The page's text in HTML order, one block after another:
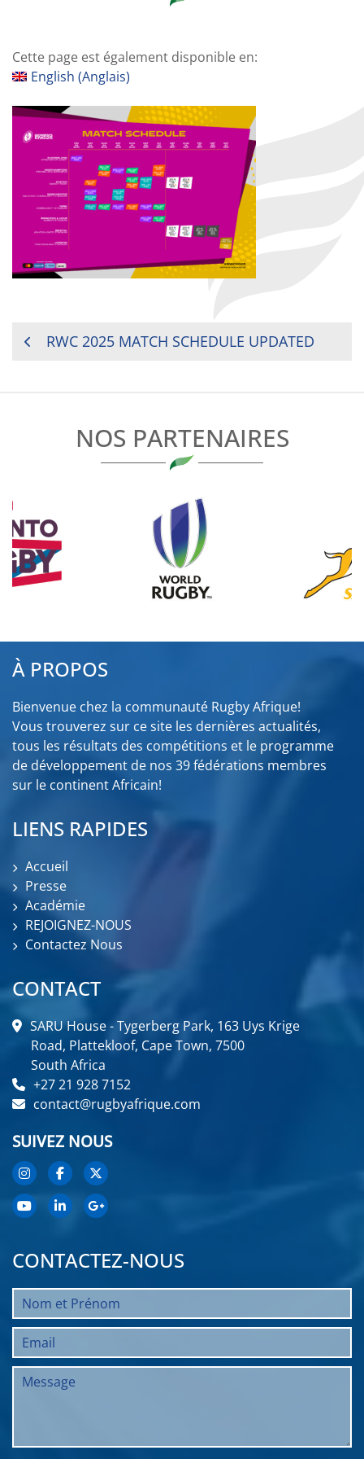
Cette page est également disponible en:
English (Anglais)
NAVIGATION
RWC 2025 MATCH SCHEDULE UPDATED
NOS PARTENAIRES
À PROPOS
Bienvenue chez la communauté Rugby Afrique!
Vous trouverez sur ce site les dernières actualités,
tous les résultats des compétitions et le programme
de développement de nos 39 fédérations membres
sur le continent Africain!
LIENS RAPIDES
Accueil
Presse
Académie
REJOIGNEZ-NOUS
Contactez Nous
CONTACT
SARU House - Tygerberg Park, 163 Uys Krige
Road, Plattekloof, Cape Town, 7500
South Africa
+27 21 928 7152
contact@rugbyafrique.com
SUIVEZ NOUS
CONTACTEZ-NOUS